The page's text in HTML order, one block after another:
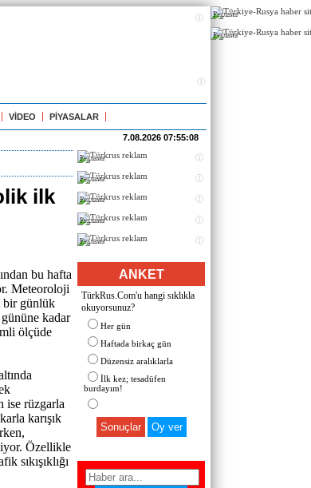
VİDEO PİYASALAR
7.08.2026 07:55:08
ilk
bu hafta
Meteoroloji
bir günlük
kadar
ölçüde
ise rüzgarla
karışık
Özellikle
sıkışıklığı
Реклама
Реклама
Реклама
Реклама
Реклама
ANKET
TürkRus.Com'u hangi sıklıkla
okuyorsunuz?
Her gün
Haftada birkaç gün
Düzensiz aralıklarla
İlk kez; tesadüfen
burdayım!
Sonuçlar
Реклама
Реклама